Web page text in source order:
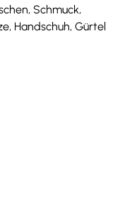
Schmuck,
Handschuh, Gürtel